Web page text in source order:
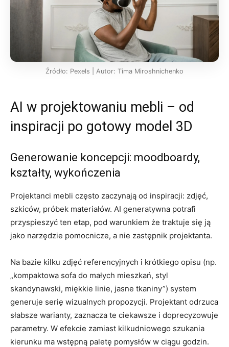
Źródło: Pexels | Autor: Tima Miroshnichenko
AI w projektowaniu mebli – od
inspiracji po gotowy model 3D
Generowanie koncepcji: moodboardy,
kształty, wykończenia
Projektanci mebli często zaczynają od inspiracji: zdjęć,
szkiców, próbek materiałów. AI generatywna potrafi
przyspieszyć ten etap, pod warunkiem że traktuje się ją
jako narzędzie pomocnicze, a nie zastępnik projektanta.
Na bazie kilku zdjęć referencyjnych i krótkiego opisu (np.
„kompaktowa sofa do małych mieszkań, styl
skandynawski, miękkie linie, jasne tkaniny”) system
generuje serię wizualnych propozycji. Projektant odrzuca
słabsze warianty, zaznacza te ciekawsze i doprecyzowuje
parametry. W efekcie zamiast kilkudniowego szukania
kierunku ma wstępną paletę pomysłów w ciągu godzin.